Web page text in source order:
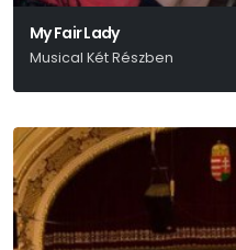
My Fair Lady
Musical Két Részben